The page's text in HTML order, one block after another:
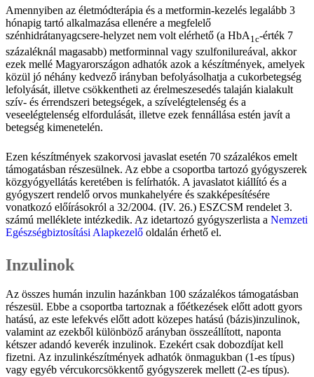
Amennyiben az életmódterápia és a metformin-kezelés legalább 3
hónapig tartó alkalmazása ellenére a megfelelő
szénhidrátanyagcsere-helyzet nem volt elérhető (a HbA1c-érték 7
százaléknál magasabb) metforminnal vagy szulfonilureával, akkor
ezek mellé Magyarországon adhatók azok a készítmények, amelyek
közül jó néhány kedvező irányban befolyásolhatja a cukorbetegség
lefolyását, illetve csökkentheti az érelmeszesedés talaján kialakult
szív- és érrendszeri betegségek, a szívelégtelenség és a
veseelégtelenség elfordulását, illetve ezek fennállása estén javít a
betegség kimenetelén.
Ezen készítmények szakorvosi javaslat esetén 70 százalékos emelt
támogatásban részesülnek. Az ebbe a csoportba tartozó gyógyszerek
közgyógyellátás keretében is felírhatók. A javaslatot kiállító és a
gyógyszert rendelő orvos munkahelyére és szakképesítésére
vonatkozó előírásokról a 32/2004. (IV. 26.) ESZCSM rendelet 3.
számú melléklete intézkedik. Az idetartozó gyógyszerlista a Nemzeti
Egészségbiztosítási Alapkezelő oldalán érhető el.
Inzulinok
Az összes humán inzulin hazánkban 100 százalékos támogatásban
részesül. Ebbe a csoportba tartoznak a főétkezések előtt adott gyors
hatású, az este lefekvés előtt adott közepes hatású (bázis)inzulinok,
valamint az ezekből különböző arányban összeállított, naponta
kétszer adandó keverék inzulinok. Ezekért csak dobozdíjat kell
fizetni. Az inzulinkészítmények adhatók önmagukban (1-es típus)
vagy egyéb vércukorcsökkentő gyógyszerek mellett (2-es típus).